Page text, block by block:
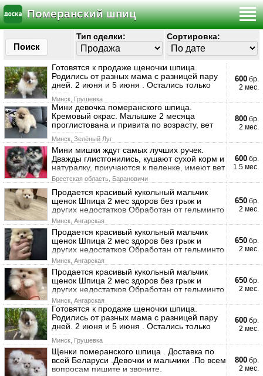
Померанский шпиц
Поиск
Тип сделки: Сортировка:
Готовятся к продаже щеночки шпица.
Родились от разных мама с разницей пару
дней. 2 июня и 5 июня . Остались только
маль
Минск, Грушевка
600 бр.
2 мес.
Мини девочка померанского шпица.
Кремовый окрас. Малышке 2 месяца
проглистована и привита по возрасту, вет
паспорт.
Минск, Зелёный Луг
800 бр.
2 мес.
Мини мишки ждут самых лучших ручек.
Дважды глистгонились, кушают сухой корм и
натуралку, приучаются к пеленке, имеют вет
Брестская область, Барановичи
600 бр.
1.5 мес.
Продается красивый кукольный мальчик
щенок Шпица 2 мес здоров без грыж и
других недостатков Обработан от гельминто
Минск, Ангарская
650 бр.
2 мес.
Продается красивый кукольный мальчик
щенок Шпица 2 мес здоров без грыж и
других недостатков Обработан от гельминто
Минск, Ангарская
650 бр.
2 мес.
Продается красивый кукольный мальчик
щенок Шпица 2 мес здоров без грыж и
других недостатков Обработан от гельминто
Минск, Ангарская
650 бр.
2 мес.
Готовятся к продаже щеночки шпица.
Родились от разных мама с разницей пару
дней. 2 июня и 5 июня . Остались только
маль
Минск, Грушевка
600 бр.
2 мес.
Щенки померанского шпица . Доставка по
всей Беларуси .Девочки и мальчики .По всем
вопросам пишите и звоните.
800 бр.
2 мес.